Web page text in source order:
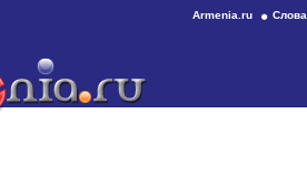
Armenia.ru